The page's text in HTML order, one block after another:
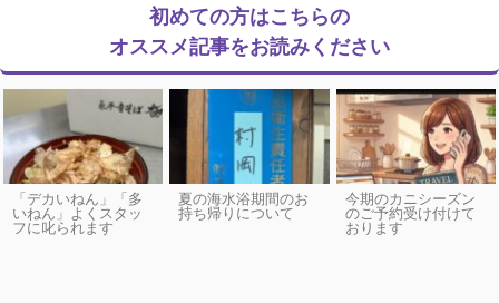
初めての方はこちらの
オススメ記事をお読みください
「デカいねん」「多
いねん」よくスタッ
フに叱られます
夏の海水浴期間のお
持ち帰りについて
今期のカニシーズン
のご予約受け付けて
おります